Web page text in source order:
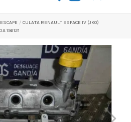
CULATA RENAULT ESPACE IV (JK0)
156121